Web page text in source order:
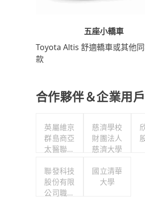
五座小轎車
Toyota Altis 舒適轎車或其他
款
合作夥伴＆企業用戶
英屬維京
群島商亞
太醫聯股
司台灣分
公司
慈濟學校
財團法人
慈濟大學
聯發科技
股份有限
公司職工
國立清華
大學